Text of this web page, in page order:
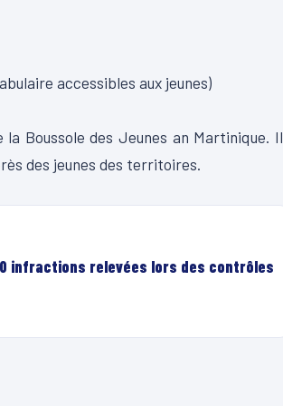
accessibles aux jeunes)
Boussole des Jeunes an Martinique.
des jeunes des territoires.
infractions relevées lors des contrôles